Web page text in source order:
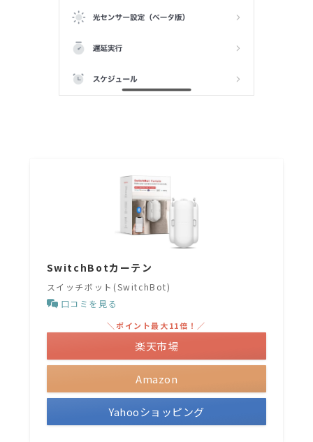
SwitchBotカーテン
スイッチボット(SwitchBot)
口コミを見る
Amazon
＼ポイント最大11倍！／
楽天市場
Yahooショッピング